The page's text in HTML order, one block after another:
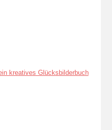
kreatives Glücksbilderbuch